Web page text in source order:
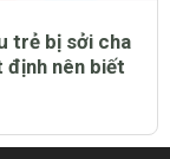
trẻ bị sởi cha
định nên biết